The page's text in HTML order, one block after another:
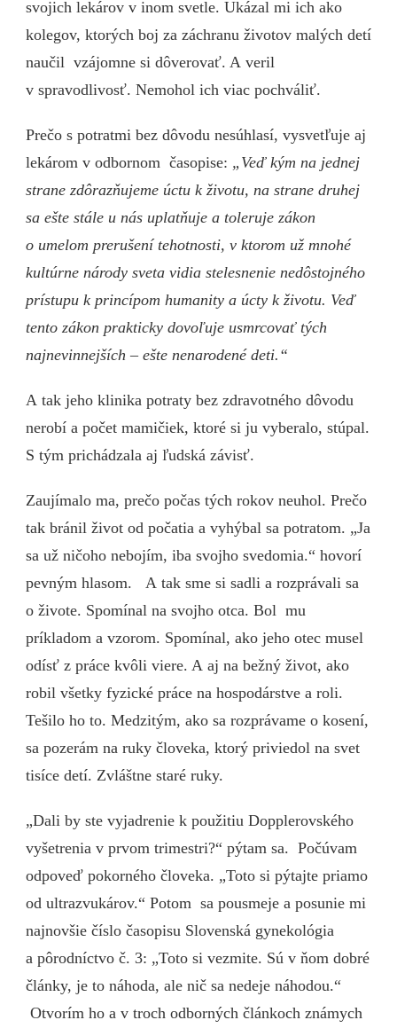
svojich lekárov v inom svetle. Ukázal mi ich ako
kolegov, ktorých boj za záchranu životov malých detí
naučil vzájomne si dôverovať. A veril
v spravodlivosť. Nemohol ich viac pochváliť.
Prečo s potratmi bez dôvodu nesúhlasí, vysvetľuje aj
lekárom v odbornom časopise: „Veď kým na jednej
strane zdôrazňujeme úctu k životu, na strane druhej
sa ešte stále u nás uplatňuje a toleruje zákon
o umelom prerušení tehotnosti, v ktorom už mnohé
kultúrne národy sveta vidia stelesnenie nedôstojného
prístupu k princípom humanity a úcty k životu. Veď
tento zákon prakticky dovoľuje usmrcovať tých
najnevinnejších – ešte nenarodené deti.“
A tak jeho klinika potraty bez zdravotného dôvodu
nerobí a počet mamičiek, ktoré si ju vyberalo, stúpal.
S tým prichádzala aj ľudská závisť.
Zaujímalo ma, prečo počas tých rokov neuhol. Prečo
tak bránil život od počatia a vyhýbal sa potratom. „Ja
sa už ničoho nebojím, iba svojho svedomia.“ hovorí
pevným hlasom. A tak sme si sadli a rozprávali sa
o živote. Spomínal na svojho otca. Bol mu
príkladom a vzorom. Spomínal, ako jeho otec musel
odísť z práce kvôli viere. A aj na bežný život, ako
robil všetky fyzické práce na hospodárstve a roli.
Tešilo ho to. Medzitým, ako sa rozprávame o kosení,
sa pozerám na ruky človeka, ktorý priviedol na svet
tisíce detí. Zvláštne staré ruky.
„Dali by ste vyjadrenie k použitiu Dopplerovského
vyšetrenia v prvom trimestri?“ pýtam sa. Počúvam
odpoveď pokorného človeka. „Toto si pýtajte priamo
od ultrazvukárov.“ Potom sa pousmeje a posunie mi
najnovšie číslo časopisu Slovenská gynekológia
a pôrodníctvo č. 3: „Toto si vezmite. Sú v ňom dobré
články, je to náhoda, ale nič sa nedeje náhodou.“
Otvorím ho a v troch odborných článkoch známych